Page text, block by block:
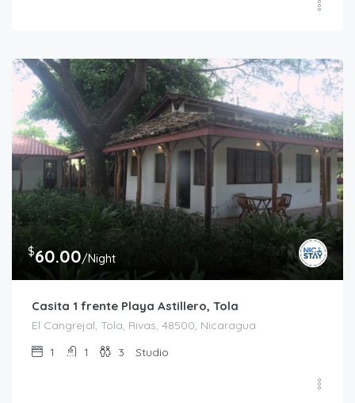
$60.00/Night
Casita 1 frente Playa Astillero, Tola
El Cangrejal, Tola, Rivas, 48500, Nicaragua
1
1 3 Studio